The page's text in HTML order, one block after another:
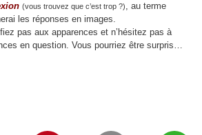
(vous trouvez que c’est trop ?), au terme
les réponses en images.
pas aux apparences et n’hésitez pas à
en question. Vous pourriez être surpris…